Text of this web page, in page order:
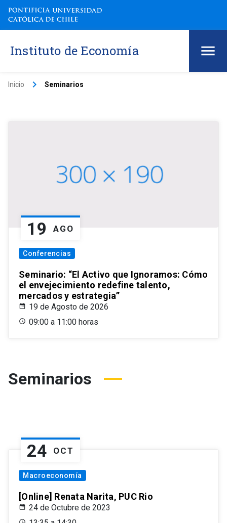
Instituto de Economía
Inicio keyboard_arrow_right Seminarios
19 AGO
Conferencias
Seminario: “El Activo que Ignoramos: Cómo
el envejecimiento redefine talento,
mercados y estrategia”
19 de Agosto de 2026
09:00 a 11:00 horas
Seminarios
24 OCT
Macroeconomía
[Online] Renata Narita, PUC Rio
24 de Octubre de 2023